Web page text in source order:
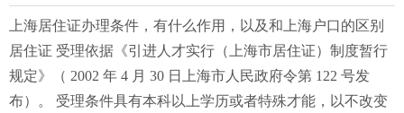
上海居住证办理条件，有什么作用，以及和上海户口的区别
居住证 受理依据《引进人才实行（上海市居住证）制度暂行
规定》（ 2002 年 4 月 30 日上海市人民政府令第 122 号发
布）。 受理条件具有本科以上学历或者特殊才能，以不改变